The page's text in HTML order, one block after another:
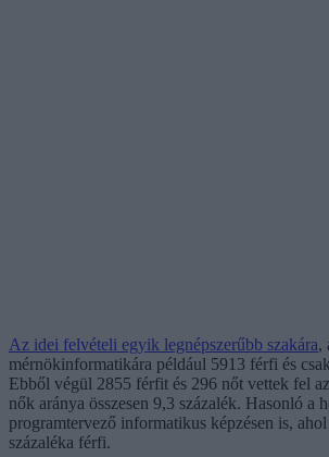
Az idei felvételi egyik legnépszerűbb szakára,
mérnökinformatikára például 5913 férfi és
Ebből végül 2855 férfit és 296 nőt vettek fel
nők aránya összesen 9,3 százalék. Hasonló a
programtervező informatikus képzésen is,
százaléka férfi.